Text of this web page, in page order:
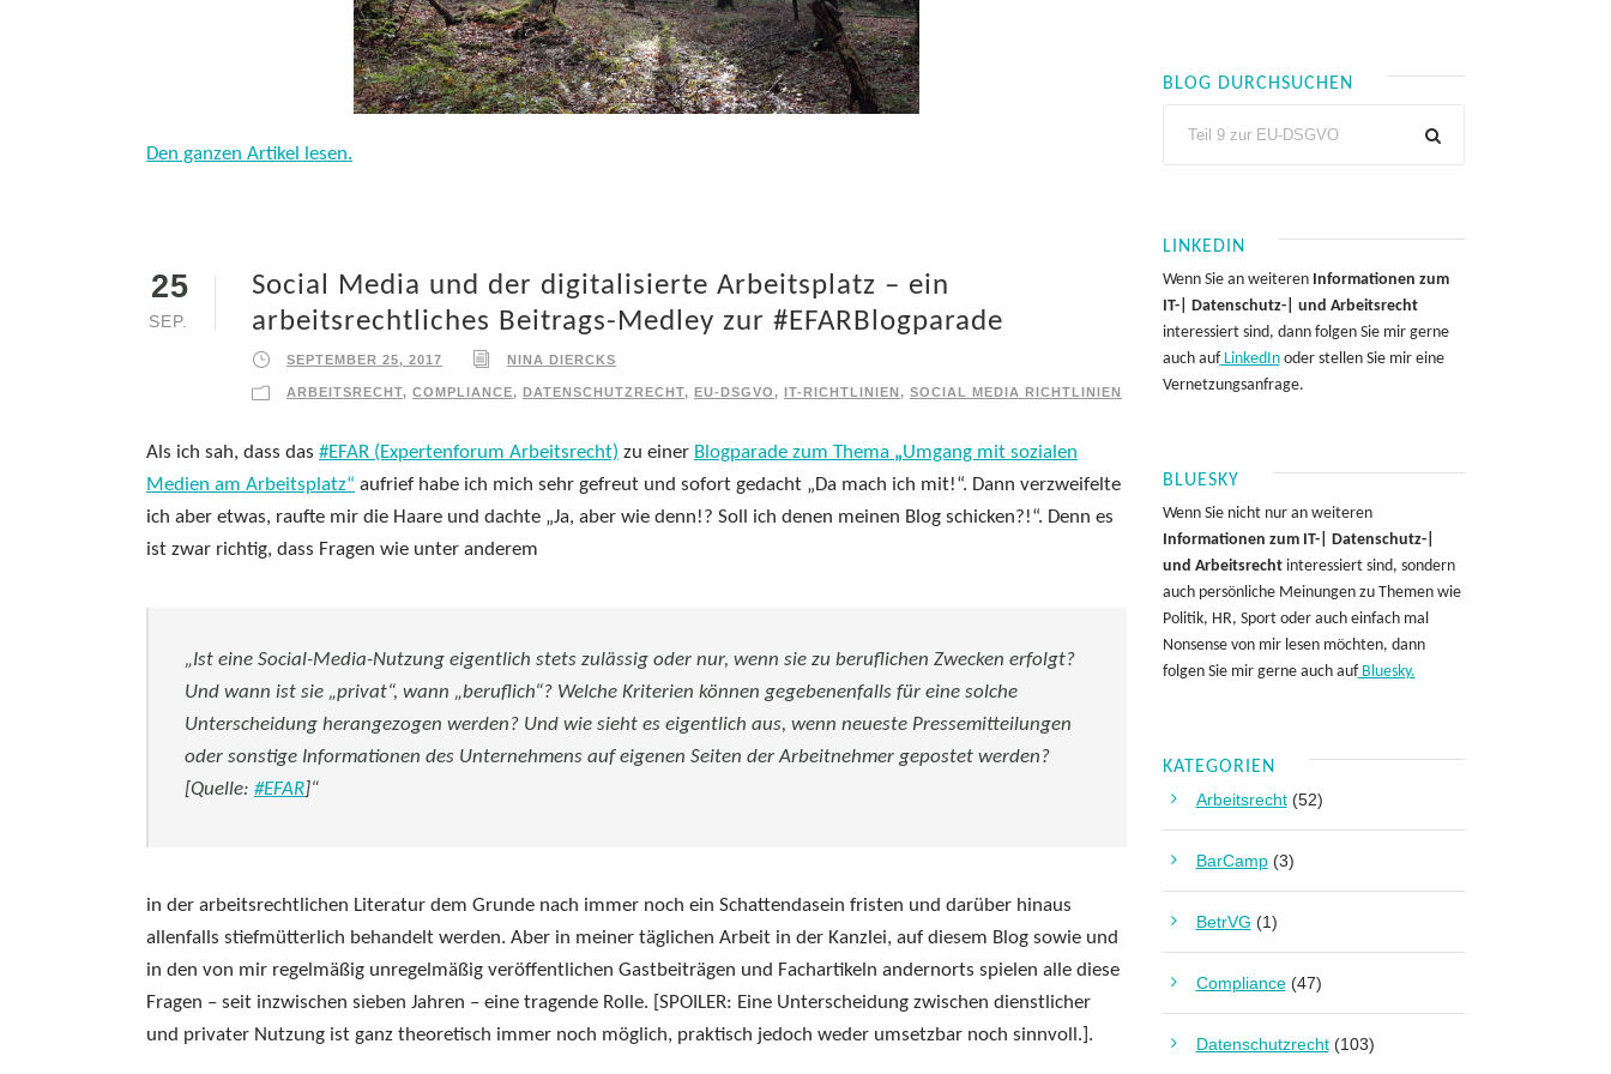
Den ganzen Artikel lesen.
25
SEP.
Social Media und der digitalisierte Arbeitsplatz – ein
arbeitsrechtliches Beitrags-Medley zur #EFARBlogparade
SEPTEMBER 25, 2017 NINA DIERCKS
ARBEITSRECHT, COMPLIANCE, DATENSCHUTZRECHT, EU-DSGVO, IT-RICHTLINIEN, SOCIAL MEDIA RICHTLINIEN
Als ich sah, dass das #EFAR (Expertenforum Arbeitsrecht) zu einer Blogparade zum Thema „Umgang mit sozialen
Medien am Arbeitsplatz“ aufrief habe ich mich sehr gefreut und sofort gedacht „Da mach ich mit!“. Dann verzweifelte
ich aber etwas, raufte mir die Haare und dachte „Ja, aber wie denn!? Soll ich denen meinen Blog schicken?!“. Denn es
ist zwar richtig, dass Fragen wie unter anderem
„Ist eine Social-Media-Nutzung eigentlich stets zulässig oder nur, wenn sie zu beruflichen Zwecken erfolgt?
Und wann ist sie „privat“, wann „beruflich“? Welche Kriterien können gegebenenfalls für eine solche
Unterscheidung herangezogen werden? Und wie sieht es eigentlich aus, wenn neueste Pressemitteilungen
oder sonstige Informationen des Unternehmens auf eigenen Seiten der Arbeitnehmer gepostet werden?
[Quelle: #EFAR]“
in der arbeitsrechtlichen Literatur dem Grunde nach immer noch ein Schattendasein fristen und darüber hinaus
allenfalls stiefmütterlich behandelt werden. Aber in meiner täglichen Arbeit in der Kanzlei, auf diesem Blog sowie und
in den von mir regelmäßig unregelmäßig veröffentlichen Gastbeiträgen und Fachartikeln andernorts spielen alle diese
Fragen – seit inzwischen sieben Jahren – eine tragende Rolle. [SPOILER: Eine Unterscheidung zwischen dienstlicher
und privater Nutzung ist ganz theoretisch immer noch möglich, praktisch jedoch weder umsetzbar noch sinnvoll.].
BLOG DURCHSUCHEN
LINKEDIN
Wenn Sie an weiteren Informationen zum
IT-| Datenschutz-| und Arbeitsrecht
interessiert sind, dann folgen Sie mir gerne
auch aufLinkedInoder stellen Sie mir eine
Vernetzungsanfrage.
BLUESKY
Wenn Sie nicht nur an weiteren
Informationen zum IT-| Datenschutz-|
und Arbeitsrechtinteressiert sind, sondern
auch persönliche Meinungen zu Themen wie
Politik, HR, Sport oder auch einfach mal
Nonsense von mir lesen möchten, dann
folgen Sie mir gerne auch aufBluesky.
KATEGORIEN
Arbeitsrecht(52)
BarCamp(3)
BetrVG (1)
Compliance(47)
Datenschutzrecht(103)